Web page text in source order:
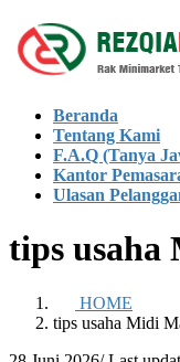
Skip
to
the
Skip
to
the
Beranda
Tentang Kami
F.A.Q (Tanya
Kantor
Ulasan
tips
HOME
tips usaha Midi